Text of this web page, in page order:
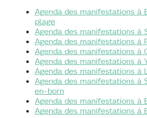
Agenda des manifestations à
plage
Agenda des manifestations à
Agenda des manifestations à
Agenda des manifestations à
Agenda des manifestations à
Agenda des manifestations à
Agenda des manifestations à
en-born
Agenda des manifestations à
Agenda des manifestations à